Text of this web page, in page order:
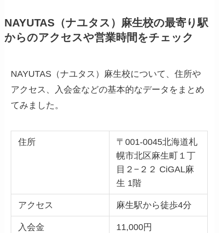
NAYUTAS（ナユタス）麻生校の最寄り駅
からのアクセスや営業時間をチェック
NAYUTAS（ナユタス）麻生校について、住所や
アクセス、入会金などの基本的なデータをまとめ
てみました。
住所
〒001-0045北海道札
幌市北区麻生町１丁
目２−２２ CiGAL麻
生 1階
アクセス 麻生駅から徒歩4分
入会金 11,000円